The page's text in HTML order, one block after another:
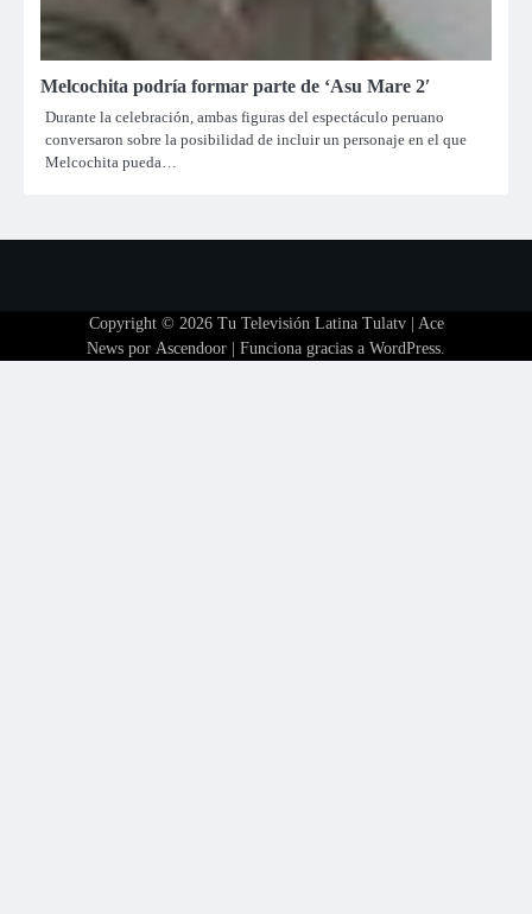
Melcochita podría formar parte de ‘Asu Mare 2′
Durante la celebración, ambas figuras del espectáculo peruano
conversaron sobre la posibilidad de incluir un personaje en el que
Melcochita pueda…
Copyright © 2026 Tu Televisión Latina Tulatv| Ace
News por Ascendoor | Funciona gracias a WordPress